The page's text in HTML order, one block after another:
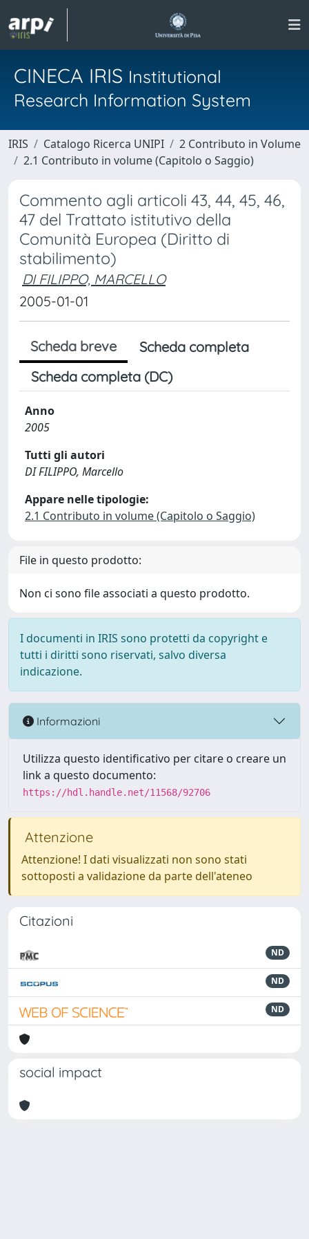
CINECA IRIS Institutional
Research Information System
IRIS Catalogo Ricerca UNIPI
2 Contributo in Volume
2.1 Contributo in volume (Capitolo o Saggio)
Commento agli articoli 43, 44, 45, 46,
47 del Trattato istitutivo della
Comunità Europea (Diritto di
stabilimento)
DI FILIPPO, MARCELLO
2005-01-01
Scheda breve
Scheda completa
Scheda completa (DC)
Anno
2005
Tutti gli autori
DI FILIPPO, Marcello
Appare nelle tipologie:
2.1 Contributo in volume (Capitolo o Saggio)
File in questo prodotto:
Non ci sono file associati a questo prodotto.
I documenti in IRIS sono protetti da copyright e
tutti i diritti sono riservati, salvo diversa
indicazione.
Informazioni
Utilizza questo identificativo per citare o creare un
link a questo documento:
https://hdl.handle.net/11568/92706
Attenzione
Attenzione! I dati visualizzati non sono stati
sottoposti a validazione da parte dell'ateneo
Citazioni
ND
ND
ND
social impact